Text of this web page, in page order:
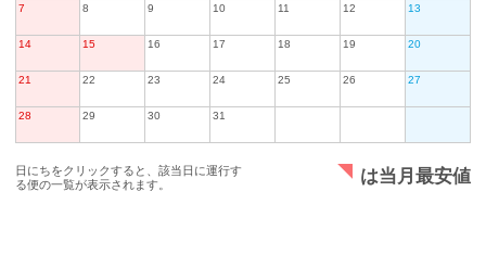
7 8 9 10 11 12 13
14 15 16 17 18 19 20
21 22 23 24 25 26 27
28 29 30 31
日にちをクリックすると、該当日に運行す
る便の一覧が表示されます。
は当月最安値